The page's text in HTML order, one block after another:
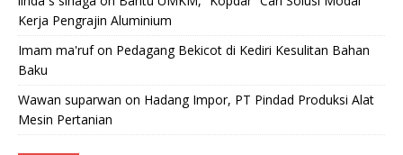
Kerja Pengrajin Aluminium
Imam ma'rufon Pedagang Bekicot di Kediri Kesulitan Bahan
Baku
Wawan suparwan on Hadang Impor, PT Pindad Produksi Alat
Mesin Pertanian